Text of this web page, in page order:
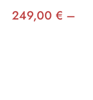
249,00 € –